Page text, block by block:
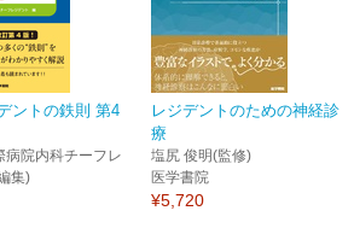
ントの鉄則 第4
病院内科チーフレ
集)
レジデントのための神経診
療
塩尻 俊明(監修)
医学書院
¥5,720